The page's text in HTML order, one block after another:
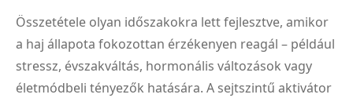
Összetétele olyan időszakokra lett fejlesztve, amikor
a haj állapota fokozottan érzékenyen reagál – például
stressz, évszakváltás, hormonális változások vagy
életmódbeli tényezők hatására. A sejtszintű aktivátor